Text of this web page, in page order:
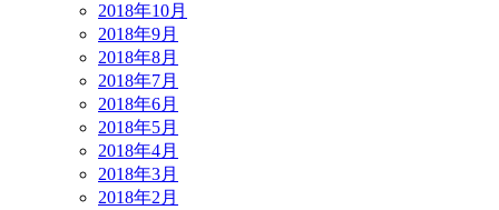
2018年10月
2018年9月
2018年8月
2018年7月
2018年6月
2018年5月
2018年4月
2018年3月
2018年2月